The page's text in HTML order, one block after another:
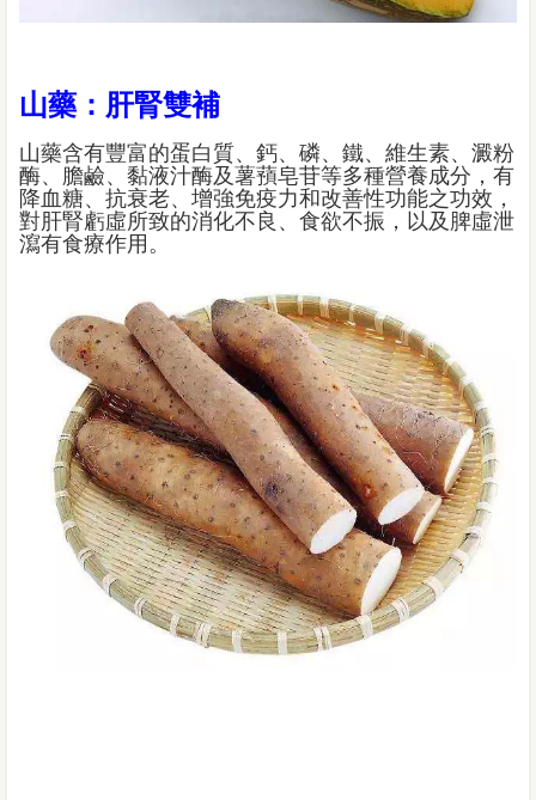
山藥：肝腎雙補
山藥含有豐富的蛋白質、鈣、磷、鐵、維生素、澱粉
酶、膽鹼、黏液汁酶及薯蕷皂苷等多種營養成分，有
降血糖、抗衰老、增強免疫力和改善性功能之功效，
對肝腎虧虛所致的消化不良、食欲不振，以及脾虛泄
瀉有食療作用。